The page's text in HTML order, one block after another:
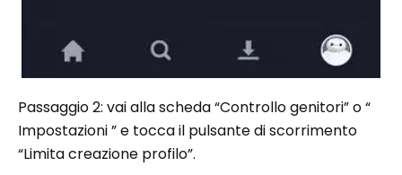
Passaggio 2: vai alla scheda “Controllo genitori” o “
Impostazioni ” e tocca il pulsante di scorrimento
“Limita creazione profilo”.